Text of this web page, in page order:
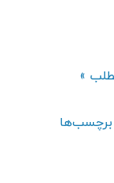
»